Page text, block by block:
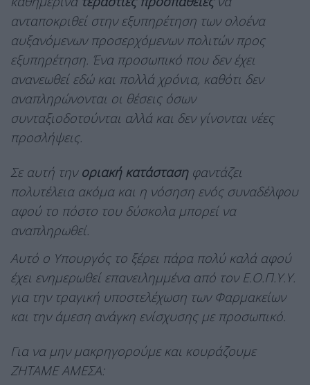
ανταποκριθεί στην εξυπηρέτηση των ολοένα
αυξανόμενων προσερχόμενων πολιτών προς
εξυπηρέτηση. Ένα προσωπικό που δεν έχει
ανανεωθεί εδώ και πολλά χρόνια, καθότι δεν
αναπληρώνονται οι θέσεις όσων
συνταξιοδοτούνται αλλά και δεν γίνονται νέες
προσλήψεις.
Σε αυτή την οριακή κατάστασηφαντάζει
πολυτέλεια ακόμα και η νόσηση ενός συναδέλφου
αφού το πόστο του δύσκολα μπορεί να
αναπληρωθεί.
Αυτό ο Υπουργός το ξέρει πάρα πολύ καλά αφού
έχει ενημερωθεί επανειλημμένα από τον Ε.Ο.Π.Υ.Υ.
για την τραγική υποστελέχωση των Φαρμακείων
και την άμεση ανάγκη ενίσχυσης με προσωπικό.
Για να μην μακρηγορούμε και κουράζουμε
ΖΗΤΑΜΕ ΑΜΕΣΑ: